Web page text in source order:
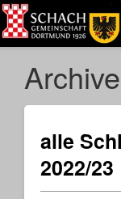
alle
2022/23